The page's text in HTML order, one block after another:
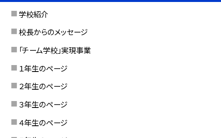
学校紹介
校長からのメッセージ
「チーム学校」実現事業
１年生のページ
２年生のページ
３年生のページ
４年生のページ